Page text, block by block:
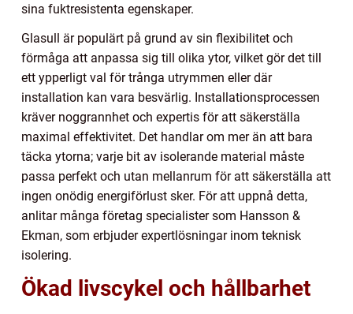
sina fuktresistenta egenskaper.
Glasull är populärt på grund av sin flexibilitet och
förmåga att anpassa sig till olika ytor, vilket gör det till
ett ypperligt val för trånga utrymmen eller där
installation kan vara besvärlig. Installationsprocessen
kräver noggrannhet och expertis för att säkerställa
maximal effektivitet. Det handlar om mer än att bara
täcka ytorna; varje bit av isolerande material måste
passa perfekt och utan mellanrum för att säkerställa att
ingen onödig energiförlust sker. För att uppnå detta,
anlitar många företag specialister som Hansson &
Ekman, som erbjuder expertlösningar inom teknisk
isolering.
Ökad livscykel och hållbarhet